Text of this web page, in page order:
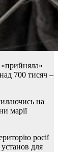
700 тисяч –
на
марії
росії
для